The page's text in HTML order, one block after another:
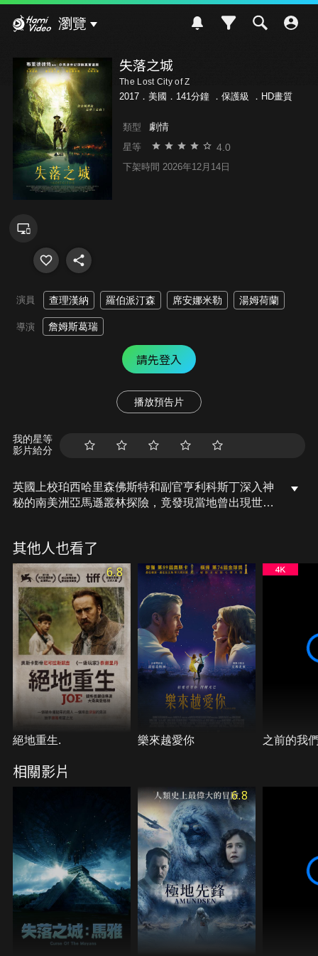
瀏覽
失落之城
The Lost City of Z
2017．美國．141分鐘 ． 保護級 ．HD畫質
類型 劇情
星等 4.0
下架時間 2026年12月14日
演員 查理漢納 羅伯派汀森 席安娜米勒 湯姆荷蘭
導演 詹姆斯葛瑞
請先登入
播放預告片
我的星等
影片給分
英國上校珀西哈里森佛斯特和副官亨利科斯丁深入神
秘的南美洲亞馬遜叢林探險，竟發現當地曾出現世界
的話。在愛妻無怨無悔支持下，佛斯特決心帶領兒子
傑克重返亞馬遜叢林，尋找古文明存在的證據，一行
人卻離奇消失，從此再無任何音訊，成為史上最神秘
又懸疑的失蹤事件。
其他人也看了
6.8
絕地重生. 樂來越愛你 之前的我
相關影片
6.8